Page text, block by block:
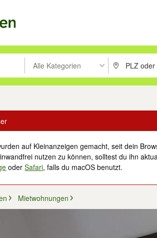
drücken um zu suchen, oder Vorschläge mit
Alle Kategorien PLZ oder Ort
auf Kleinanzeigen gemacht, seit dein
nutzen zu können, solltest du ihn
oderSafari, falls du macOS benutzt.
Mietwohnungen